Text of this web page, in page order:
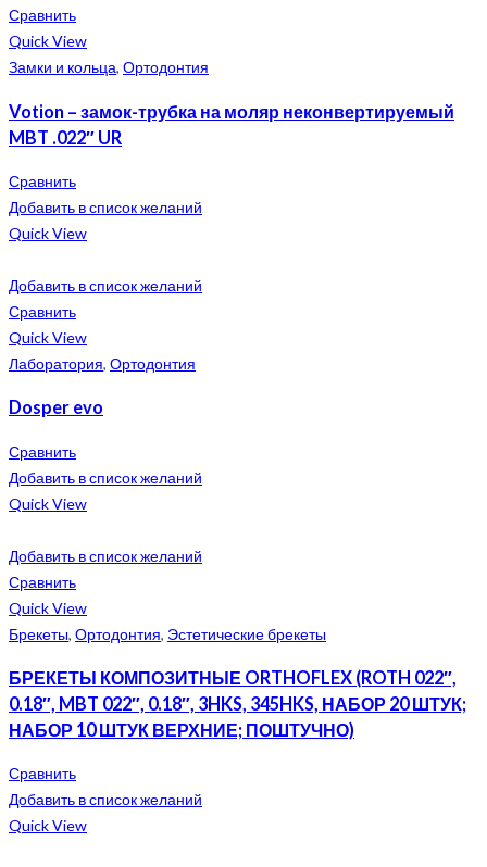
Сравнить
Quick View
Замки и кольца, Ортодонтия
Votion – замок-трубка на моляр неконвертируемый
MBT .022″ UR
Сравнить
Добавить в список желаний
Quick View
Добавить в список желаний
Сравнить
Quick View
Лаборатория, Ортодонтия
Dosper evo
Сравнить
Добавить в список желаний
Quick View
Добавить в список желаний
Сравнить
Quick View
Брекеты, Ортодонтия, Эстетические брекеты
БРЕКЕТЫ КОМПОЗИТНЫЕ ORTHOFLEX (ROTH 022″,
0.18″, MBT 022″, 0.18″, 3HKS, 345HKS, НАБОР 20 ШТУК;
НАБОР 10 ШТУК ВЕРХНИЕ; ПОШТУЧНО)
Сравнить
Добавить в список желаний
Quick View